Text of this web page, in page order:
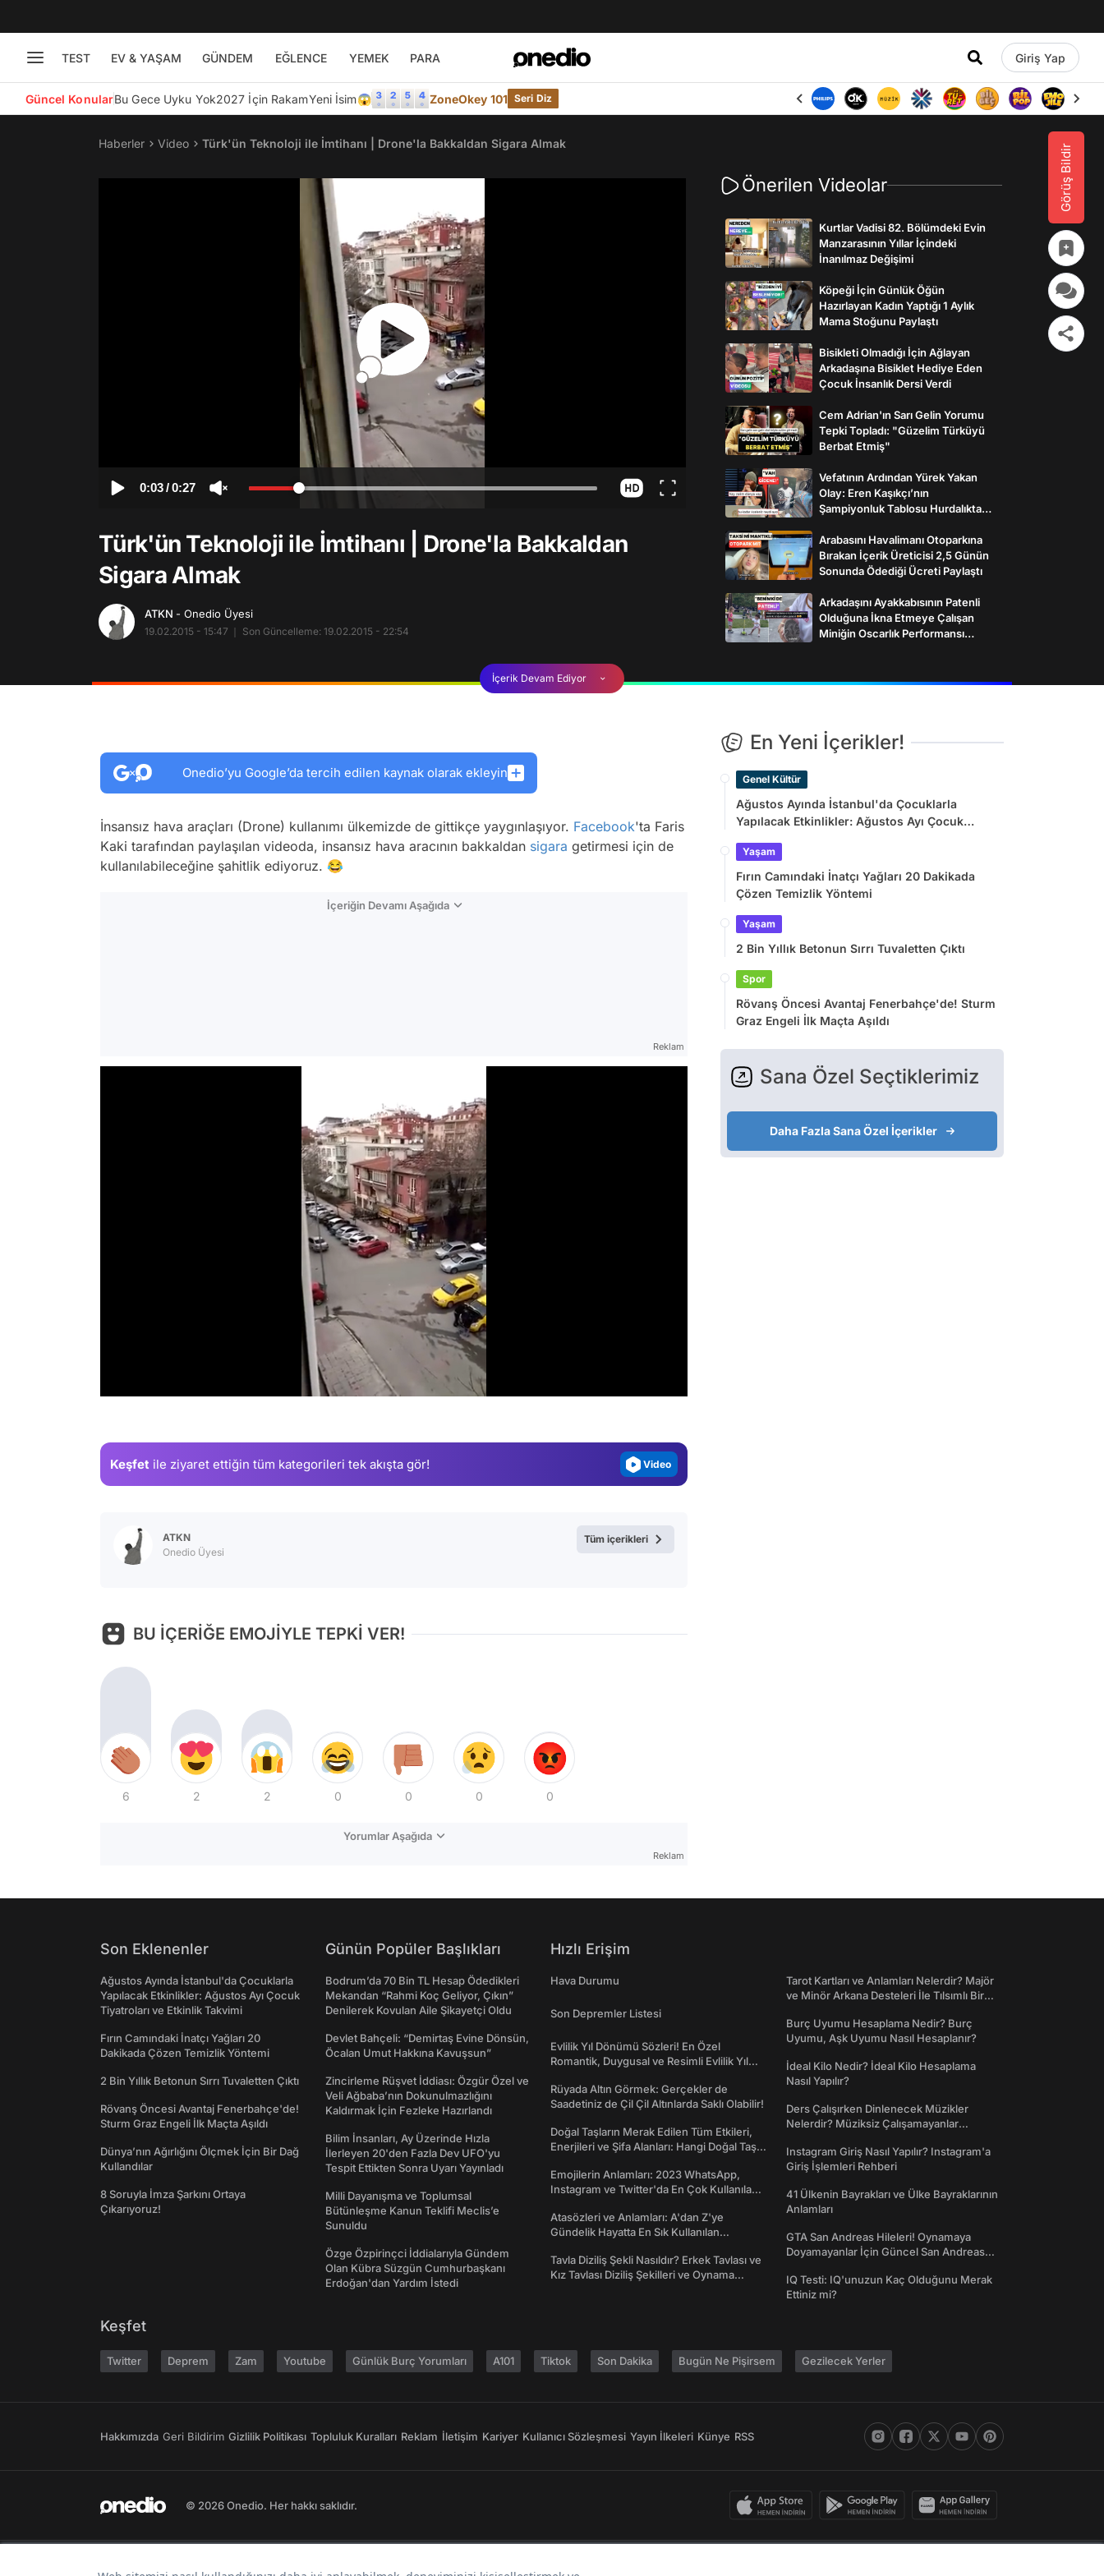
TEST EV & YAŞAM GÜNDEM EĞLENCE YEMEK PARA Giriş Yap
Güncel KonularBu Gece Uyku Yok2027 İçin RakamYeni İsim😱 ZoneOkey 101 Seri Diz
Görüş Bildir
Haberler Video Türk'ün Teknoloji ile İmtihanı | Drone'la Bakkaldan Sigara Almak
0:03/0:27
Türk'ün Teknoloji ile İmtihanı | Drone'la Bakkaldan
Sigara Almak
ATKN - Onedio Üyesi
19.02.2015 - 15:47 Son Güncelleme: 19.02.2015 - 22:54
Önerilen Videolar
Kurtlar Vadisi 82. Bölümdeki Evin
Manzarasının Yıllar İçindeki
İnanılmaz Değişimi
Köpeği İçin Günlük Öğün
Hazırlayan Kadın Yaptığı 1 Aylık
Mama Stoğunu Paylaştı
Bisikleti Olmadığı İçin Ağlayan
Arkadaşına Bisiklet Hediye Eden
Çocuk İnsanlık Dersi Verdi
Cem Adrian'ın Sarı Gelin Yorumu
Tepki Topladı: "Güzelim Türküyü
Berbat Etmiş"
Vefatının Ardından Yürek Yakan
Olay: Eren Kaşıkçı’nın
Şampiyonluk Tablosu Hurdalıkta
Arabasını Havalimanı Otoparkına
Bırakan İçerik Üreticisi 2,5 Günün
Sonunda Ödediği Ücreti Paylaştı
Arkadaşını Ayakkabısının Patenli
Olduğuna İkna Etmeye Çalışan
Miniğin Oscarlık Performansı
İçerik Devam Ediyor
Onedio’yu Google’da tercih edilen kaynak olarak ekleyin
İnsansız hava araçları (Drone) kullanımı ülkemizde de gittikçe yaygınlaşıyor. Facebook'ta Faris
Kaki tarafından paylaşılan videoda, insansız hava aracının bakkaldan sigara getirmesi için de
kullanılabileceğine şahitlik ediyoruz. 😂
İçeriğin Devamı Aşağıda
Reklam
Keşfet ile ziyaret ettiğin tüm kategorileri tek akışta gör! Test
ATKN
Onedio Üyesi
Tüm içerikleri
BU İÇERİĞE EMOJİYLE TEPKİ VER!
6 2 2 0 0 0 0
Yorumlar Aşağıda
Reklam
En Yeni İçerikler!
Genel Kültür
Ağustos Ayında İstanbul'da Çocuklarla
Yapılacak Etkinlikler: Ağustos Ayı Çocuk
Yaşam
Fırın Camındaki İnatçı Yağları 20 Dakikada
Çözen Temizlik Yöntemi
Yaşam
2 Bin Yıllık Betonun Sırrı Tuvaletten Çıktı
Spor
Rövanş Öncesi Avantaj Fenerbahçe'de! Sturm
Graz Engeli İlk Maçta Aşıldı
Sana Özel Seçtiklerimiz
Daha Fazla Sana Özel İçerikler
Son Eklenenler
Ağustos Ayında İstanbul'da Çocuklarla
Yapılacak Etkinlikler: Ağustos Ayı Çocuk
Tiyatroları ve Etkinlik Takvimi
Fırın Camındaki İnatçı Yağları 20
Dakikada Çözen Temizlik Yöntemi
2 Bin Yıllık Betonun Sırrı Tuvaletten Çıktı
Rövanş Öncesi Avantaj Fenerbahçe'de!
Sturm Graz Engeli İlk Maçta Aşıldı
Dünya’nın Ağırlığını Ölçmek İçin Bir Dağ
Kullandılar
8 Soruyla İmza Şarkını Ortaya
Çıkarıyoruz!
Günün Popüler Başlıkları
Bodrum’da 70 Bin TL Hesap Ödedikleri
Mekandan “Rahmi Koç Geliyor, Çıkın”
Denilerek Kovulan Aile Şikayetçi Oldu
Devlet Bahçeli: “Demirtaş Evine Dönsün,
Öcalan Umut Hakkına Kavuşsun”
Zincirleme Rüşvet İddiası: Özgür Özel ve
Veli Ağbaba’nın Dokunulmazlığını
Kaldırmak İçin Fezleke Hazırlandı
Bilim İnsanları, Ay Üzerinde Hızla
İlerleyen 20'den Fazla Dev UFO'yu
Tespit Ettikten Sonra Uyarı Yayınladı
Milli Dayanışma ve Toplumsal
Bütünleşme Kanun Teklifi Meclis’e
Sunuldu
Özge Özpirinçci İddialarıyla Gündem
Olan Kübra Süzgün Cumhurbaşkanı
Erdoğan'dan Yardım İstedi
Hızlı Erişim
Hava Durumu
Son Depremler Listesi
Evlilik Yıl Dönümü Sözleri! En Özel
Romantik, Duygusal ve Resimli Evlilik Yıl
Rüyada Altın Görmek: Gerçekler de
Saadetiniz de Çil Çil Altınlarda Saklı Olabilir!
Doğal Taşların Merak Edilen Tüm Etkileri,
Enerjileri ve Şifa Alanları: Hangi Doğal Taş
Emojilerin Anlamları: 2023 WhatsApp,
Instagram ve Twitter'da En Çok Kullanılan
Atasözleri ve Anlamları: A'dan Z'ye
Gündelik Hayatta En Sık Kullanılan
Tavla Diziliş Şekli Nasıldır? Erkek Tavlası ve
Kız Tavlası Diziliş Şekilleri ve Oynama
Tarot Kartları ve Anlamları Nelerdir? Majör
ve Minör Arkana Desteleri İle Tılsımlı Bir
Burç Uyumu Hesaplama Nedir? Burç
Uyumu, Aşk Uyumu Nasıl Hesaplanır?
İdeal Kilo Nedir? İdeal Kilo Hesaplama
Nasıl Yapılır?
Ders Çalışırken Dinlenecek Müzikler
Nelerdir? Müziksiz Çalışamayanlar
Instagram Giriş Nasıl Yapılır? Instagram'a
Giriş İşlemleri Rehberi
41 Ülkenin Bayrakları ve Ülke Bayraklarının
Anlamları
GTA San Andreas Hileleri! Oynamaya
Doyamayanlar İçin Güncel San Andreas
IQ Testi: IQ'unuzun Kaç Olduğunu Merak
Ettiniz mi?
Keşfet
Twitter Deprem Zam Youtube Günlük Burç Yorumları A101 Tiktok Son Dakika Bugün Ne Pişirsem Gezilecek Yerler
Hakkımızda Geri Bildirim Gizlilik Politikası Topluluk Kuralları Reklam İletişim Kariyer Kullanıcı Sözleşmesi Yayın İlkeleri Künye RSS
© 2026 Onedio. Her hakkı saklıdır.